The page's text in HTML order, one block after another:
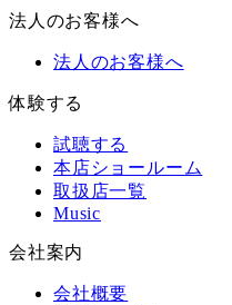
法人のお客様へ
法人のお客様へ
体験する
試聴する
本店ショールーム
取扱店一覧
Music
会社案内
会社概要